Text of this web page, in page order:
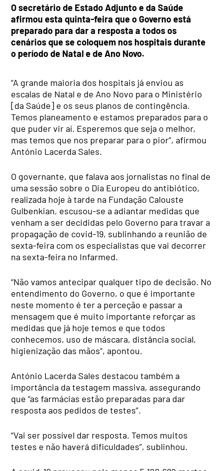
O secretário de Estado Adjunto e da Saúde
afirmou esta quinta-feira que o Governo está
preparado para dar a resposta a todos os
cenários que se coloquem nos hospitais durante
o período de Natal e de Ano Novo.
“A grande maioria dos hospitais já enviou as
escalas de Natal e de Ano Novo para o Ministério
[da Saúde] e os seus planos de contingência.
Temos planeamento e estamos preparados para o
que puder vir aí. Esperemos que seja o melhor,
mas temos que nos preparar para o pior”, afirmou
António Lacerda Sales.
O governante, que falava aos jornalistas no final de
uma sessão sobre o Dia Europeu do antibiótico,
realizada hoje à tarde na Fundação Calouste
Gulbenkian, escusou-se a adiantar medidas que
venham a ser decididas pelo Governo para travar a
propagação de covid-19, sublinhando a reunião de
sexta-feira com os especialistas que vai decorrer
na sexta-feira no Infarmed.
“Não vamos antecipar qualquer tipo de decisão. No
entendimento do Governo, o que é importante
neste momento é ter a perceção e passar a
mensagem que é muito importante reforçar as
medidas que já hoje temos e que todos
conhecemos, uso de máscara, distância social,
higienização das mãos”, apontou.
António Lacerda Sales destacou também a
importância da testagem massiva, assegurando
que “as farmácias estão preparadas para dar
resposta aos pedidos de testes”.
“Vai ser possível dar resposta. Temos muitos
testes e não haverá dificuldades”, sublinhou.